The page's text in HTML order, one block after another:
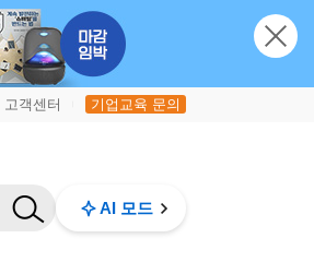
고객센터 기업교육 문의
AI 모드